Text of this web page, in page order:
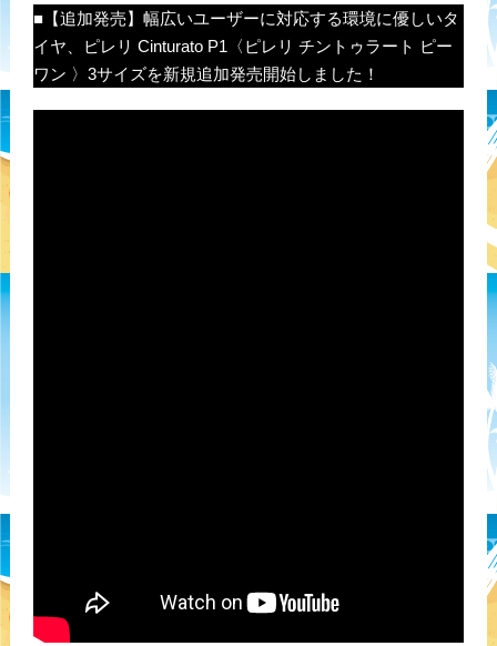
■【追加発売】幅広いユーザーに対応する環境に優しいタ
イヤ、ピレリ Cinturato P1〈ピレリ チントゥラート ピー
ワン 〉3サイズを新規追加発売開始しました！